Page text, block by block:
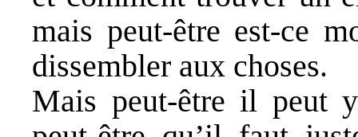
mais peut-être est-ce
dissembler aux choses.
Mais peut-être il peut